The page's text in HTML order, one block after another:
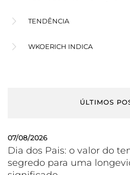
TENDÊNCIA
WKOERICH INDICA
ÚLTIMOS
07/08/2026
Dia dos Pais: o valor do
segredo para uma